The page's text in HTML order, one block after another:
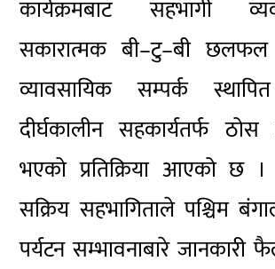
कार्यक्रमबाट सहभागी
सकारात्मक बी–टु–बी
व्यावसायिक सम्पर्क
दीर्घकालीन सहकार्यतर्फ
भएको प्रतिक्रिया आएको छ ।
सक्रिय सहभागिताले पश्चिम
पर्यटन सम्भावनाबारे जानकारी